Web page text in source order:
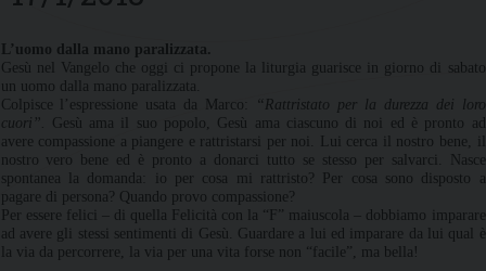
L’uomo dalla mano paralizzata.
Gesù nel Vangelo che oggi ci propone la liturgia guarisce in giorno di sabato
un uomo dalla mano paralizzata.
Colpisce l’espressione usata da Marco:
“Rattristato per la durezza dei loro
cuori”. Gesù ama il suo popolo, Gesù ama ciascuno di noi ed è pronto ad
avere compassione a piangere e rattristarsi per noi. Lui cerca il nostro bene, il
nostro vero bene ed è pronto a donarci tutto se stesso per salvarci. Nasce
spontanea la domanda: io per cosa mi rattristo? Per cosa sono disposto a
pagare di persona? Quando provo compassione?
Per essere felici – di quella Felicità con la “F” maiuscola – dobbiamo imparare
ad avere gli stessi sentimenti di Gesù. Guardare a lui ed imparare da lui qual è
la via da percorrere, la via per una vita forse non “facile”, ma bella!